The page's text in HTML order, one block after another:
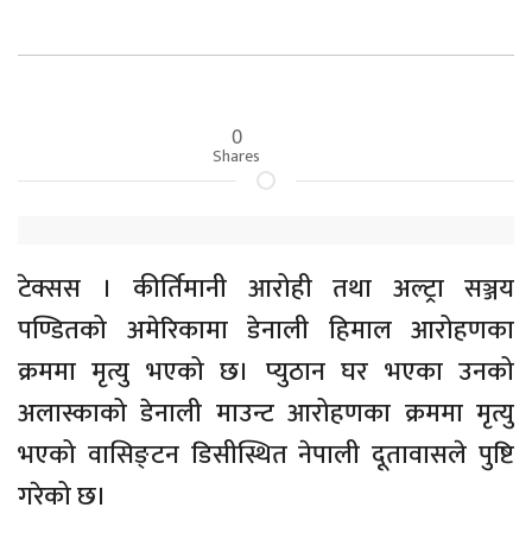
0
Shares
टेक्सस । कीर्तिमानी आरोही तथा अल्ट्रा सञ्जय
पण्डितको अमेरिकामा डेनाली हिमाल आरोहणका
क्रममा मृत्यु भएको छ। प्युठान घर भएका उनको
अलास्काको डेनाली माउन्ट आरोहणका क्रममा मृत्यु
भएको वासिङ्टन डिसीस्थित नेपाली दूतावासले पुष्टि
गरेको छ।